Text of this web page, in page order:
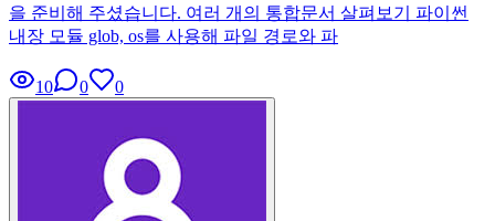
을 준비해 주셨습니다. 여러 개의 통합문서 살펴보기 파이썬
내장 모듈 glob, os를 사용해 파일 경로와 파
10 0 0